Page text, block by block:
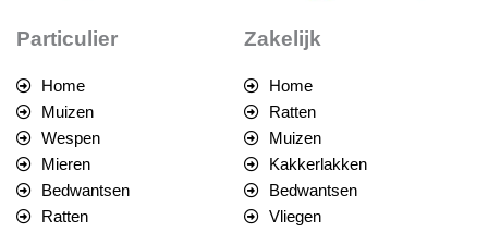
Particulier
Home
Muizen
Wespen
Mieren
Bedwantsen
Ratten
Zakelijk
Home
Ratten
Muizen
Kakkerlakken
Bedwantsen
Vliegen